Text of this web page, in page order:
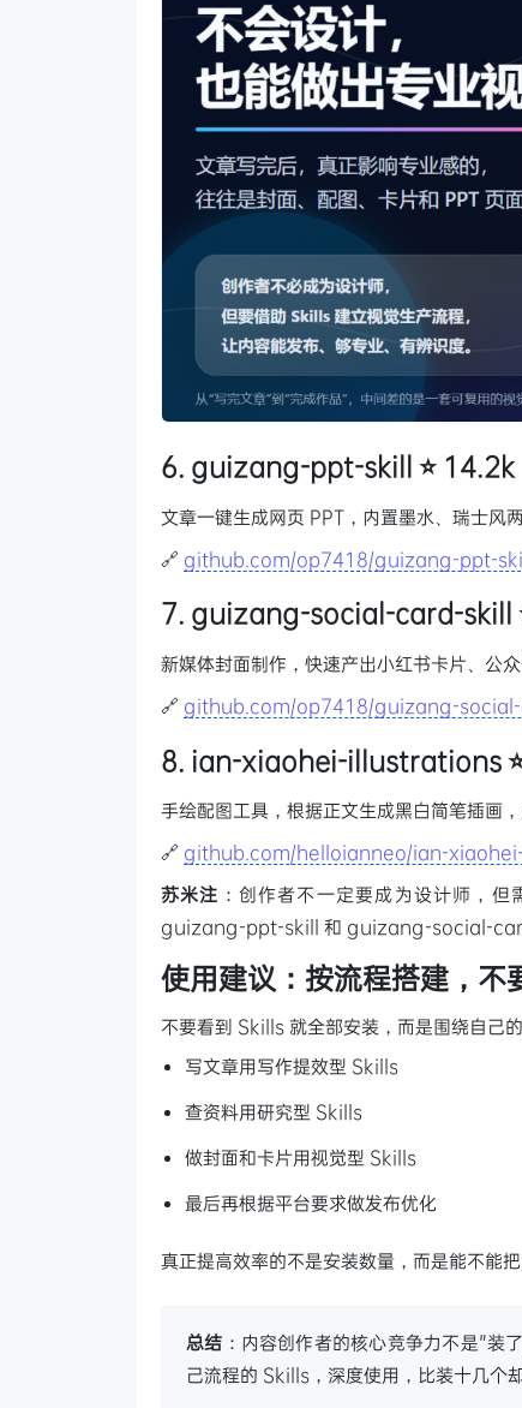
6. guizang-ppt-skill ⭐ 14.2k
文章一键生成网页 PPT，内置墨水、瑞士风
🔗 github.com/op7418/guizang-ppt-
7. guizang-social-card-skill
新媒体封面制作，快速产出小红书卡片、公
🔗 github.com/op7418/guizang-
8. ian-xiaohei-illustrations
手绘配图工具，根据正文生成黑白简笔插画
🔗 github.com/helloianneo/ian-
苏米注 ：创作者不一定要成为设计师，
guizang-ppt-skill 和 guizang-social-card-
使用建议：按流程搭建，不
不要看到 Skills 就全部安装，而是围绕自己
写文章用写作提效型 Skills
查资料用研究型 Skills
做封面和卡片用视觉型 Skills
最后再根据平台要求做发布优化
真正提高效率的不是安装数量，而是能不能
总结 ：内容创作者的核心竞争力不是"
己流程的 Skills，深度使用，比装十几个